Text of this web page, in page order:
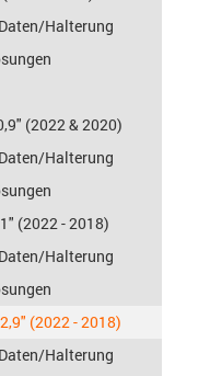
Halterung
(2022 & 2020)
Halterung
(2022 - 2018)
Halterung
(2022 - 2018)
Halterung